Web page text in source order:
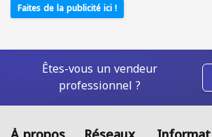
Faites de la publicité ici !
Êtes-vous un vendeur
professionnel ?